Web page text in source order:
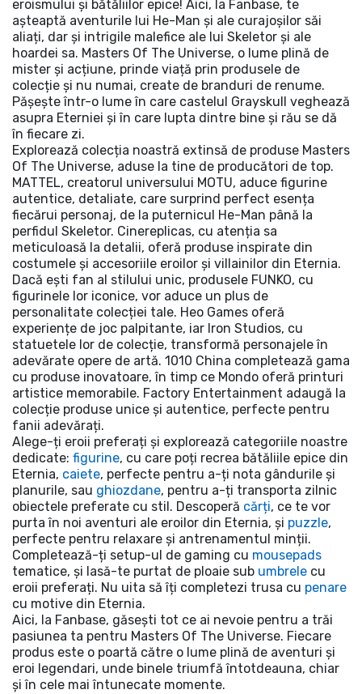
eroismului și bătăliilor epice! Aici, la Fanbase, te
așteaptă aventurile lui He-Man și ale curajoșilor săi
aliați, dar și intrigile malefice ale lui Skeletor și ale
hoardei sa. Masters Of The Universe, o lume plină de
mister și acțiune, prinde viață prin produsele de
colecție și nu numai, create de branduri de renume.
Pășește într-o lume în care castelul Grayskull veghează
asupra Eterniei și în care lupta dintre bine și rău se dă
în fiecare zi.
Explorează colecția noastră extinsă de produse Masters
Of The Universe, aduse la tine de producători de top.
MATTEL, creatorul universului MOTU, aduce figurine
autentice, detaliate, care surprind perfect esența
fiecărui personaj, de la puternicul He-Man până la
perfidul Skeletor. Cinereplicas, cu atenția sa
meticuloasă la detalii, oferă produse inspirate din
costumele și accesoriile eroilor și villainilor din Eternia.
Dacă ești fan al stilului unic, produsele FUNKO, cu
figurinele lor iconice, vor aduce un plus de
personalitate colecției tale. Heo Games oferă
experiențe de joc palpitante, iar Iron Studios, cu
statuetele lor de colecție, transformă personajele în
adevărate opere de artă. 1010 China completează gama
cu produse inovatoare, în timp ce Mondo oferă printuri
artistice memorabile. Factory Entertainment adaugă la
colecție produse unice și autentice, perfecte pentru
fanii adevărați.
Alege-ți eroii preferați și explorează categoriile noastre
dedicate: figurine, cu care poți recrea bătăliile epice din
Eternia, caiete, perfecte pentru a-ți nota gândurile și
planurile, sau ghiozdane, pentru a-ți transporta zilnic
obiectele preferate cu stil. Descoperă cărți, ce te vor
purta în noi aventuri ale eroilor din Eternia, și puzzle,
perfecte pentru relaxare și antrenamentul minții.
Completează-ți setup-ul de gaming cu mousepads
tematice, și lasă-te purtat de ploaie sub umbrele cu
eroii preferați. Nu uita să îți completezi trusa cu penare
cu motive din Eternia.
Aici, la Fanbase, găsești tot ce ai nevoie pentru a trăi
pasiunea ta pentru Masters Of The Universe. Fiecare
produs este o poartă către o lume plină de aventuri și
eroi legendari, unde binele triumfă întotdeauna, chiar
și în cele mai întunecate momente.